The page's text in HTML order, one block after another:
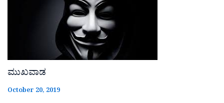
ಮುಖವಾಡ
October 20, 2019